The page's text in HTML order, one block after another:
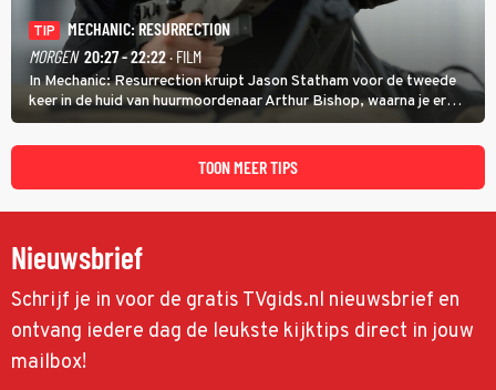
TIP
MECHANIC: RESURRECTION
MORGEN 20:27 - 22:22· FILM
In Mechanic: Resurrection kruipt Jason Statham voor de tweede
keer in de huid van huurmoordenaar Arthur Bishop, waarna je er
donder op kunt zeggen dat er van Bishops geplande pensioen niet
veel terechtkomt.
TOON MEER TIPS
Nieuwsbrief
Schrijf je in voor de gratis TVgids.nl nieuwsbrief en
ontvang iedere dag de leukste kijktips direct in jouw
mailbox!